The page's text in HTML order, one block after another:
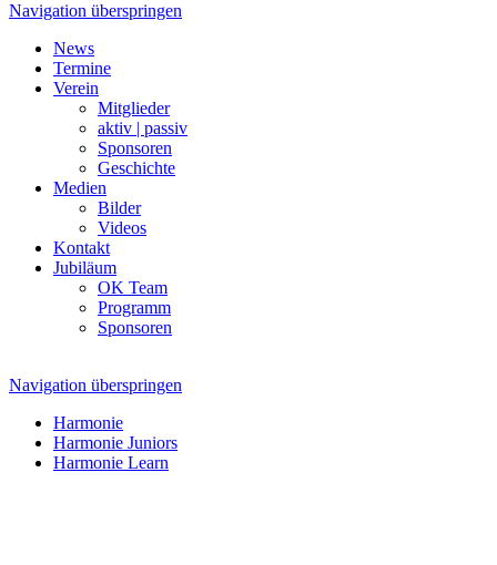
Navigation überspringen
News
Termine
Verein
Mitglieder
aktiv | passiv
Sponsoren
Geschichte
Medien
Bilder
Videos
Kontakt
Jubiläum
OK Team
Programm
Sponsoren
Navigation überspringen
Harmonie
Harmonie Juniors
Harmonie Learn